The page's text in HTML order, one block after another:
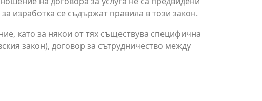
изработка се съдържат правила в този закон.
като за някои от тях съществува специфична
закон), договор за сътрудничество между